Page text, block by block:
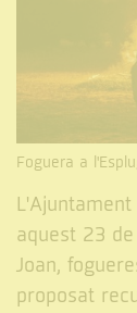
Foguera a
aquest 23
Joan,
proposat